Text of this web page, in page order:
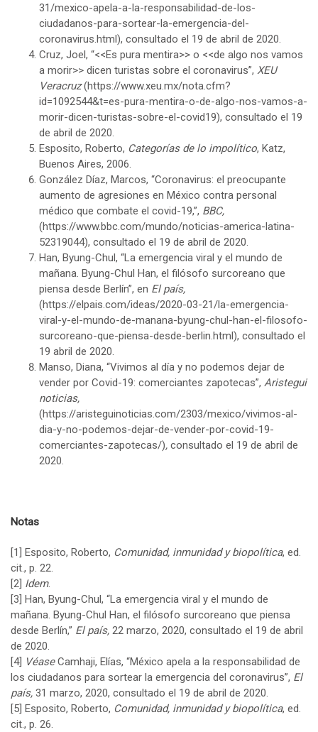
31/mexico-apela-a-la-responsabilidad-de-los-
ciudadanos-para-sortear-la-emergencia-del-
coronavirus.html), consultado el 19 de abril de 2020.
Cruz, Joel, “<<Es pura mentira>> o <<de algo nos vamos
a morir>> dicen turistas sobre el coronavirus”, XEU
Veracruz(https://www.xeu.mx/nota.cfm?
id=1092544&t=es-pura-mentira-o-de-algo-nos-vamos-a-
morir-dicen-turistas-sobre-el-covid19), consultado el 19
de abril de 2020.
Esposito, Roberto, Categorías de lo impolítico, Katz,
Buenos Aires, 2006.
González Díaz, Marcos, “Coronavirus: el preocupante
aumento de agresiones en México contra personal
médico que combate el covid-19,”, BBC,
(https://www.bbc.com/mundo/noticias-america-latina-
52319044), consultado el 19 de abril de 2020.
Han, Byung-Chul, “La emergencia viral y el mundo de
mañana. Byung-Chul Han, el filósofo surcoreano que
piensa desde Berlín”, en El país,
(https://elpais.com/ideas/2020-03-21/la-emergencia-
viral-y-el-mundo-de-manana-byung-chul-han-el-filosofo-
surcoreano-que-piensa-desde-berlin.html), consultado el
19 abril de 2020.
Manso, Diana, “Vivimos al día y no podemos dejar de
vender por Covid-19: comerciantes zapotecas”, Aristegui
noticias,
(https://aristeguinoticias.com/2303/mexico/vivimos-al-
dia-y-no-podemos-dejar-de-vender-por-covid-19-
comerciantes-zapotecas/), consultado el 19 de abril de
2020.
Notas
[1] Esposito, Roberto, Comunidad, inmunidad y biopolítica, ed.
cit., p. 22.
[2] Idem.
[3] Han, Byung-Chul, “La emergencia viral y el mundo de
mañana. Byung-Chul Han, el filósofo surcoreano que piensa
desde Berlín,” El país, 22 marzo, 2020, consultado el 19 de abril
de 2020.
[4] VéaseCamhaji, Elías, “México apela a la responsabilidad de
los ciudadanos para sortear la emergencia del coronavirus”, El
país, 31 marzo, 2020, consultado el 19 de abril de 2020.
[5] Esposito, Roberto, Comunidad, inmunidad y biopolítica, ed.
cit., p. 26.